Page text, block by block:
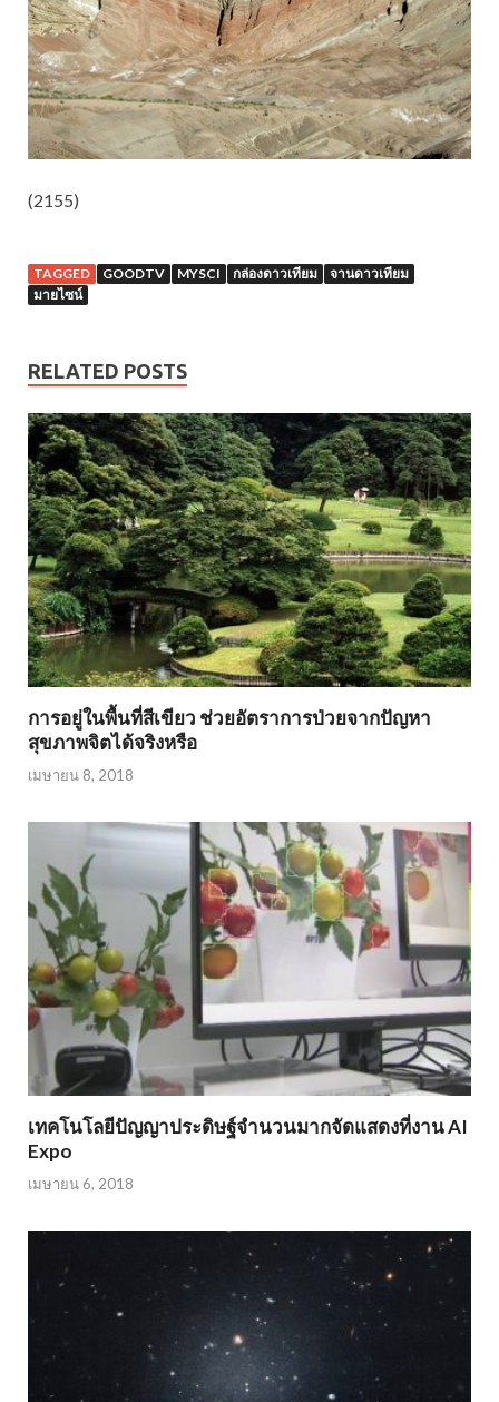
(2155)
TAGGED GOODTV MYSCI กล่องดาวเทียม
จานดาวเทียม
มายไซน์
RELATED POSTS
การอยู่ในพื้นที่สีเขียว ช่วยอัตราการป่วยจากปัญหา
สุขภาพจิตได้จริงหรือ
เมษายน 8, 2018
เทคโนโลยีปัญญาประดิษฐ์จำนวนมากจัดแสดงที่งาน AI
Expo
เมษายน 6, 2018